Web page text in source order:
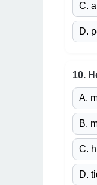
C.
D.
10.
A.
B.
C.
D.